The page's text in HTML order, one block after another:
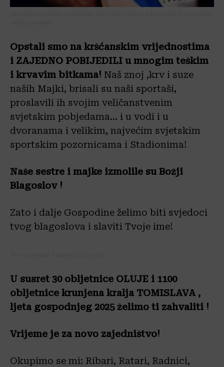
Opstali smo na kršćanskim vrijednostima
i ZAJEDNO POBIJEDILI u mnogim teškim
i krvavim bitkama! Naš znoj ,krv i suze
naših Majki, brisali su naši sportaši,
proslavili ih svojim veličanstvenim
svjetskim pobjedama… i u vodi i u
dvoranama i velikim, najvećim svjetskim
sportskim pozornicama i Stadionima!
Naše sestre i majke izmolile su Božji
Blagoslov !
Zato i dalje Gospodine želimo biti svjedoci
tvog blagoslova i slaviti Tvoje ime!
U susret 30 obljetnice OLUJE i 1100
obljetnice krunjena kralja TOMISLAVA ,
ljeta gospodnjeg 2025 želimo ti zahvaliti !
Vrijeme je za novo zajedništvo!
Okupimo se mi: Ribari, Ratari, Radnici,